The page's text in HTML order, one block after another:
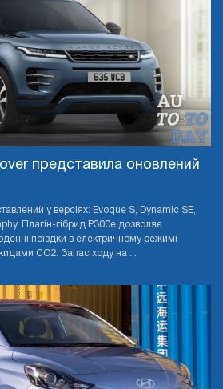
представила оновлений
у версіях: Evoque S, Dynamic SE,
Плагін-гібрид P300e дозволяє
поїздки в електричному режимі
CO2. Запас ходу на ...